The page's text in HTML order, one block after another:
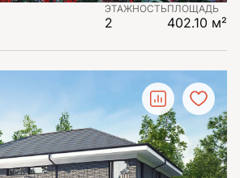
ЭТАЖНОСТЬ
2
ПЛОЩАДЬ
402.10 м²